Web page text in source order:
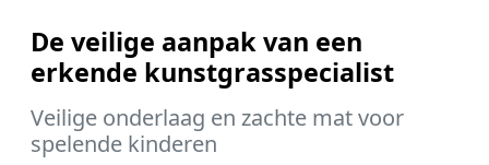
De veilige aanpak van een
erkende kunstgrasspecialist
Veilige onderlaag en zachte mat voor
spelende kinderen